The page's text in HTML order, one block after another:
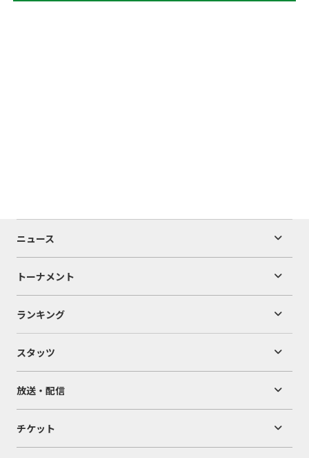
ニュース
トーナメント
ランキング
スタッツ
放送・配信
チケット